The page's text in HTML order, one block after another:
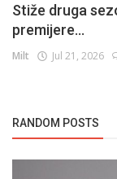
Stiže druga
premijere...
Milt Jul 21, 2026
RANDOM POSTS